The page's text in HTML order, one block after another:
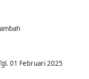
01 Februari 2025